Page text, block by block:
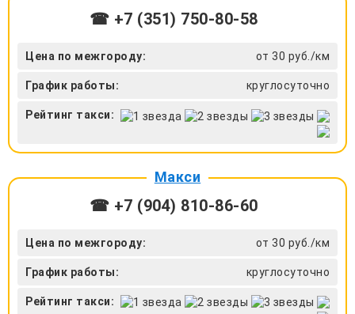
☎ +7 (351) 750-80-58
Цена по межгороду: от 30 руб./км
График работы: круглосуточно
Рейтинг такси:
Макси
☎ +7 (904) 810-86-60
Цена по межгороду: от 30 руб./км
График работы: круглосуточно
Рейтинг такси: